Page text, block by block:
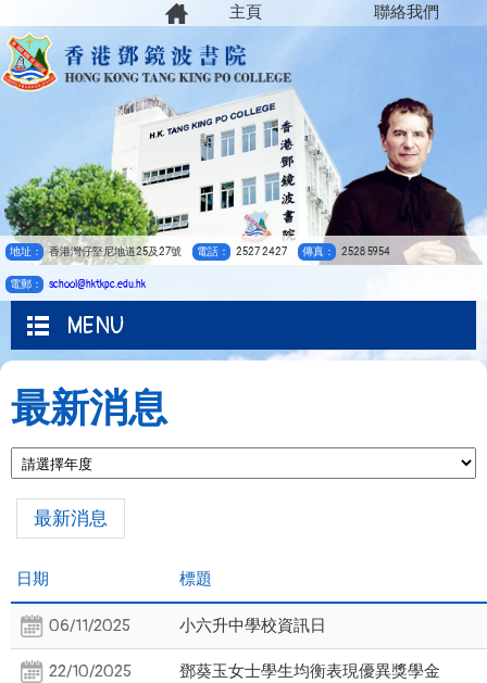
地址： 香港灣仔堅尼地道25及27號 電話： 2527 2427 傳真： 2528 5954
電郵： school@hktkpc.edu.hk
聯絡我們
主頁
MENU
最新消息
最新消息
日期 標題
06/11/2025 小六升中學校資訊日
22/10/2025 鄧葵玉女士學生均衡表現優異獎學金